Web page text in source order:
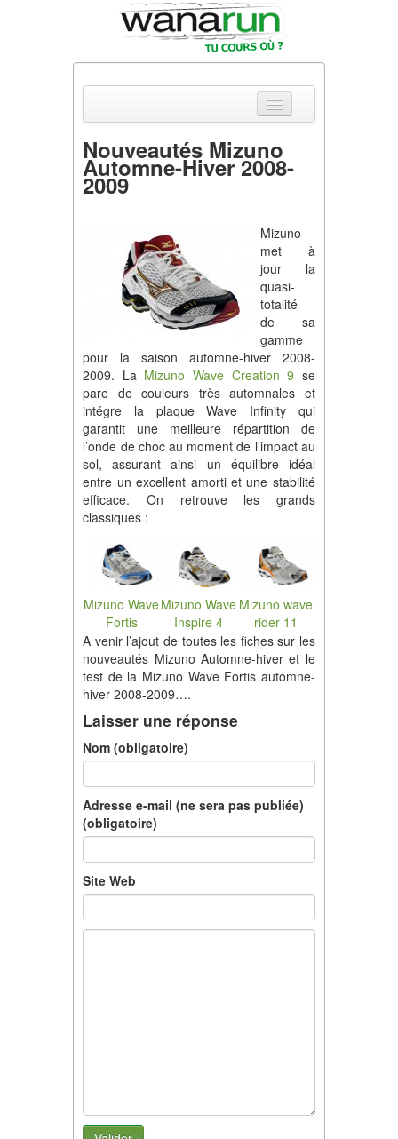
Actualités
Parcours & Courses
Outils & Réseaux
Nouveautés Mizuno
Automne-Hiver 2008-
2009
Mizuno
met à
jour la
quasi-
totalité
de sa
gamme
pour la saison automne-hiver 2008-
2009. La Mizuno Wave Creation 9 se
pare de couleurs très automnales et
intégre la plaque Wave Infinity qui
garantit une meilleure répartition de
l’onde de choc au moment de l’impact au
sol, assurant ainsi un équilibre idéal
entre un excellent amorti et une stabilité
efficace. On retrouve les grands
classiques :
Mizuno Wave
Fortis
Mizuno Wave
Inspire 4
Mizuno wave
rider 11
A venir l’ajout de toutes les fiches sur les
nouveautés Mizuno Automne-hiver et le
test de la Mizuno Wave Fortis automne-
hiver 2008-2009….
Laisser une réponse
Nom (obligatoire)
Adresse e-mail (ne sera pas publiée)
(obligatoire)
Site Web